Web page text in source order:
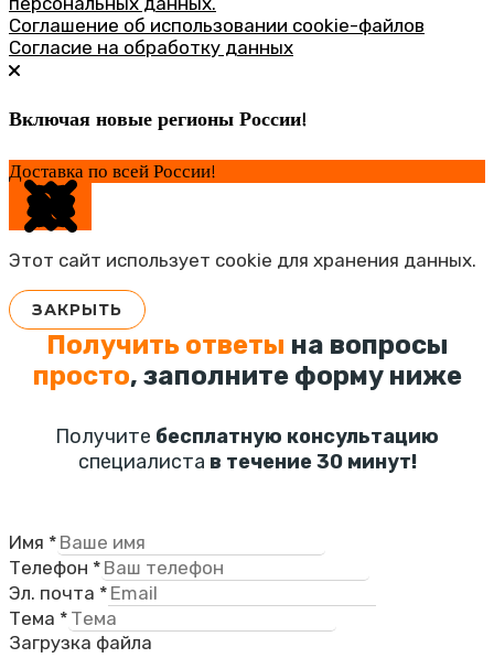
Соглашение об использовании cookie-файлов
Согласие на обработку данных
Включая новые регионы России!
Доставка по всей России!
Этот сайт использует cookie для хранения данных.
ЗАКРЫТЬ
Получить ответы на вопросы
просто, заполните форму ниже
Получите бесплатную консультацию
специалиста в течение 30 минут!
Имя *
Телефон *
Эл. почта *
Тема *
Загрузка файла